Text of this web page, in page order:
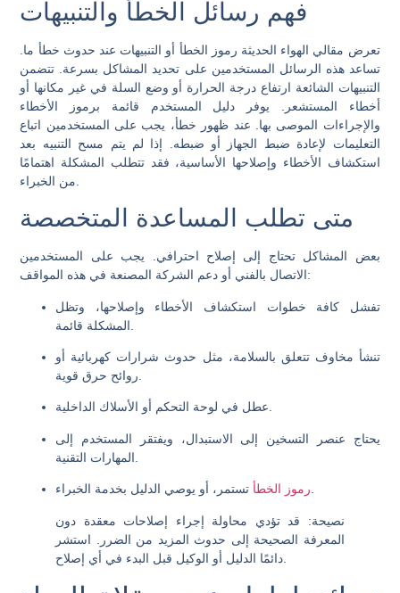
فهم رسائل الخطأ والتنبيهات
تعرض مقالي الهواء الحديثة رموز الخطأ أو التنبيهات عند حدوث خطأ ما.
تساعد هذه الرسائل المستخدمين على تحديد المشاكل بسرعة. تتضمن
التنبيهات الشائعة ارتفاع درجة الحرارة أو وضع السلة في غير مكانها أو
أخطاء المستشعر. يوفر دليل المستخدم قائمة برموز الأخطاء
والإجراءات الموصى بها. عند ظهور خطأ، يجب على المستخدمين اتباع
التعليمات لإعادة ضبط الجهاز أو ضبطه. إذا لم يتم مسح التنبيه بعد
استكشاف الأخطاء وإصلاحها الأساسية، فقد تتطلب المشكلة اهتمامًا
متى تطلب المساعدة المتخصصة
بعض المشاكل تحتاج إلى إصلاح احترافي. يجب على المستخدمين
الاتصال بالفني أو دعم الشركة المصنعة في هذه المواقف:
تفشل كافة خطوات استكشاف الأخطاء وإصلاحها، وتظل
تنشأ مخاوف تتعلق بالسلامة، مثل حدوث شرارات كهربائية أو
عطل في لوحة التحكم أو الأسلاك الداخلية.
يحتاج عنصر التسخين إلى الاستبدال، ويفتقر المستخدم إلى
رموز الخطأتستمر، أو يوصي الدليل بخدمة الخبراء.
نصيحة: قد تؤدي محاولة إجراء إصلاحات معقدة دون
المعرفة الصحيحة إلى حدوث المزيد من الضرر. استشر